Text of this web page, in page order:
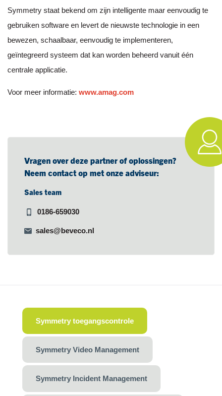
Symmetry staat bekend om zijn intelligente maar eenvoudig te
gebruiken software en levert de nieuwste technologie in een
bewezen, schaalbaar, eenvoudig te implementeren,
geïntegreerd systeem dat kan worden beheerd vanuit één
centrale applicatie.
Voor meer informatie: www.amag.com
Vragen over deze partner of oplossingen?
Neem contact op met onze adviseur:
Sales team
0186-659030
sales@beveco.nl
Symmetry toegangscontrole
Symmetry Video Management
Symmetry Incident Management